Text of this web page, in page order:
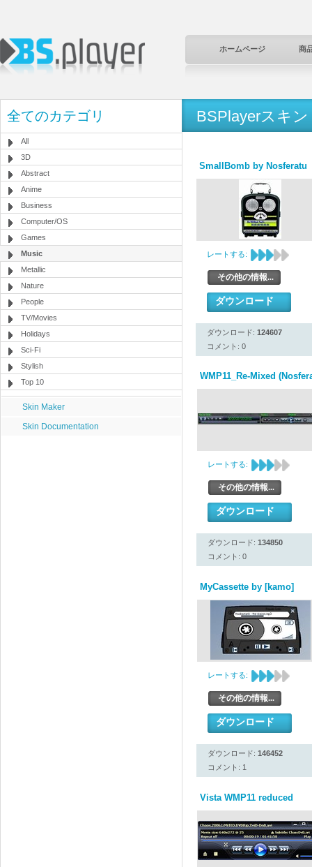
ホームページ 商
全てのカテゴリ
All
3D
Abstract
Anime
Business
Computer/OS
Games
Music
Metallic
Nature
People
TV/Movies
Holidays
Sci-Fi
Stylish
Top 10
Skin Maker
Skin Documentation
BSPlayerスキン
SmallBomb by Nosferatu
レートする:
その他の情報...
ダウンロード
ダウンロード: 124607
コメント: 0
WMP11_Re-Mixed
レートする:
その他の情報...
ダウンロード
ダウンロード: 134850
コメント: 0
MyCassette by [kamo]
レートする:
その他の情報...
ダウンロード
ダウンロード: 146452
コメント: 1
Vista WMP11 reduced